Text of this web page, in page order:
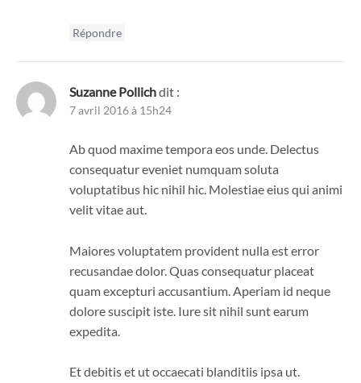
Répondre
Suzanne Pollichdit :
7 avril 2016 à 15h24
Ab quod maxime tempora eos unde. Delectus
consequatur eveniet numquam soluta
voluptatibus hic nihil hic. Molestiae eius qui animi
velit vitae aut.
Maiores voluptatem provident nulla est error
recusandae dolor. Quas consequatur placeat
quam excepturi accusantium. Aperiam id neque
dolore suscipit iste. Iure sit nihil sunt earum
expedita.
Et debitis et ut occaecati blanditiis ipsa ut.